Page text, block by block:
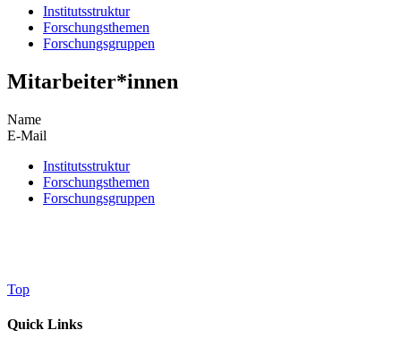
Institutsstruktur
Forschungsthemen
Forschungsgruppen
Mitarbeiter*innen
Name
E-Mail
Institutsstruktur
Forschungsthemen
Forschungsgruppen
Top
Quick Links